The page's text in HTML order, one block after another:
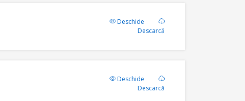
Deschide
Descarcă
Deschide
Descarcă